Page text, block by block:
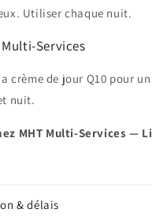
Utiliser chaque nuit.
Services
crème de jour Q10 pour
nuit.
MHT Multi-Services —
& délais